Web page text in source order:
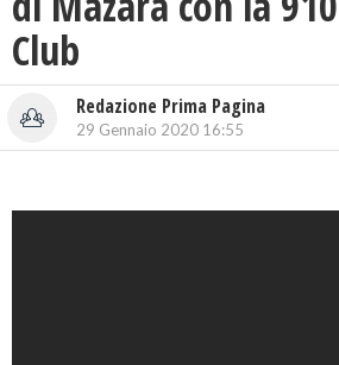
Club
Redazione Prima Pagina
29 Gennaio 2020 16:55